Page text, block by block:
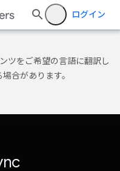
ログイン
ツをご希望の言語に翻訳し
合があります。